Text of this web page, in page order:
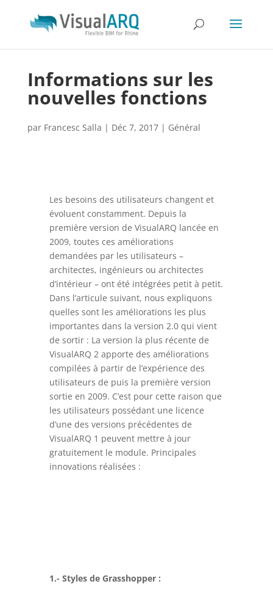
Informations sur les
nouvelles fonctions
par Francesc Salla | Déc 7, 2017| Général
Les besoins des utilisateurs changent et
évoluent constamment. Depuis la
première version de VisualARQ lancée en
2009, toutes ces améliorations
demandées par les utilisateurs –
architectes, ingénieurs ou architectes
d’intérieur – ont été intégrées petit à petit.
Dans l’articule suivant, nous expliquons
quelles sont les améliorations les plus
importantes dans la version 2.0 qui vient
de sortir : La version la plus récente de
VisualARQ 2 apporte des améliorations
compilées à partir de l’expérience des
utilisateurs de puis la première version
sortie en 2009. C’est pour cette raison que
les utilisateurs possédant une licence
d’une des versions précédentes de
VisualARQ 1 peuvent mettre à jour
gratuitement le module. Principales
innovations réalisées :
1.- Styles de Grasshopper :